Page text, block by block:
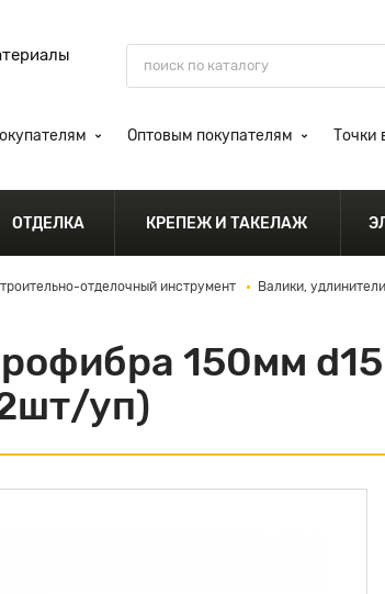
Оптовым покупателям Точки
ОТДЕЛКА КРЕПЕЖ И ТАКЕЛАЖ
отделочный инструмент Валики, удлинители
150мм
уп)